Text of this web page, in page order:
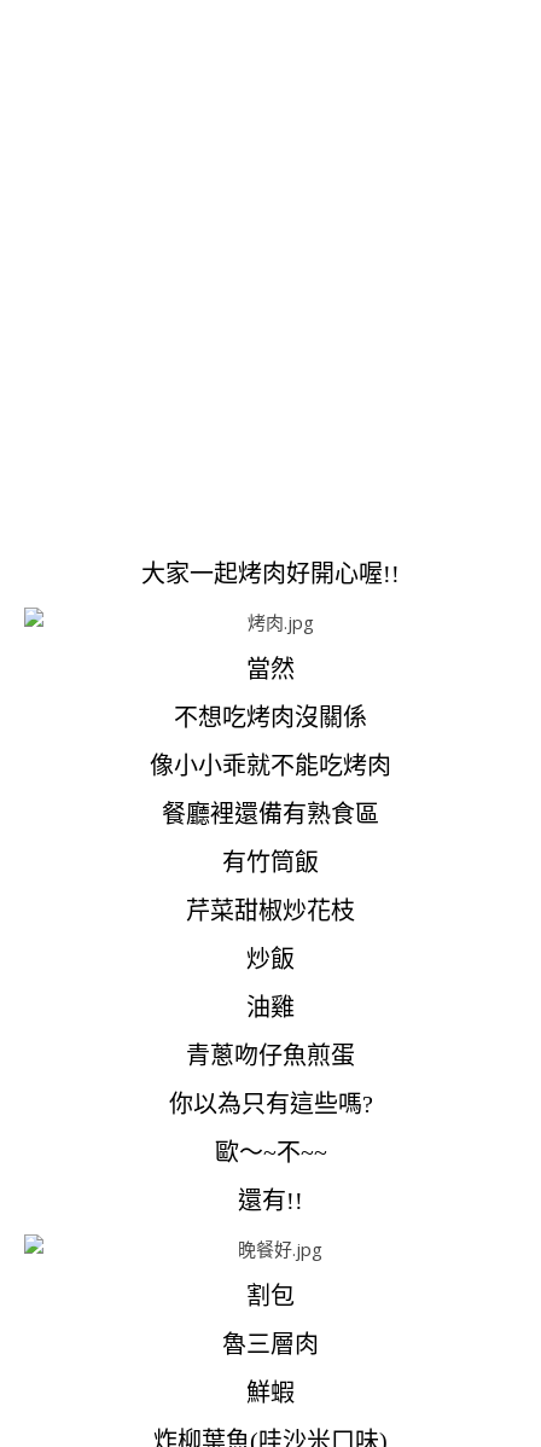
大家一起烤肉好開心喔!!
當然
不想吃烤肉沒關係
像小小乖就不能吃烤肉
餐廳裡還備有熟食區
有竹筒飯
芹菜甜椒炒花枝
炒飯
油雞
青蔥吻仔魚煎蛋
你以為只有這些嗎?
歐～~不~~
還有!!
割包
魯三層肉
鮮蝦
炸柳葉魚(哇沙米口味)